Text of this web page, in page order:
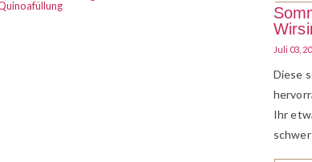
Juli 03,
Diese
Ihr